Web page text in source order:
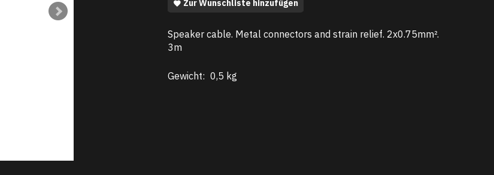
Zur Wunschliste hinzufügen
Speaker cable. Metal connectors and strain relief. 2x0.75mm².
3m
Gewicht: 0,5 kg